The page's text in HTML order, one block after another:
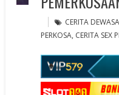
CERITA
PERKOSA, CERITA SEX